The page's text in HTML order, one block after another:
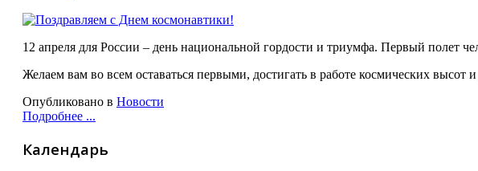
12 апреля для России – день национальной гордости и триумфа. Первый полет
Желаем вам во всем оставаться первыми, достигать в работе космических высот
Опубликовано в Новости
Подробнее ...
Календарь